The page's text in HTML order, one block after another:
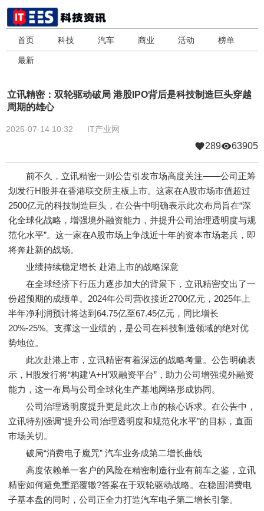
首页 科技 汽车 商业 活动 榜单
最新
立讯精密：双轮驱动破局 港股IPO背后是科技制造巨头穿越
周期的雄心
2025-07-14 10:32 IT产业网
289 63905
前不久，立讯精密一则公告引发市场高度关注——公司正筹
划发行H股并在香港联交所主板上市。这家在A股市场市值超过
2500亿元的科技制造巨头，在公告中明确表示此次布局旨在“深
化全球化战略，增强境外融资能力，并提升公司治理透明度与规
范化水平”。这一家在A股市场上争战近十年的资本市场老兵，即
将奔赴新的战场。
业绩持续稳定增长 赴港上市的战略深意
在全球经济下行压力逐步加大的背景下，立讯精密交出了一
份超预期的成绩单。2024年公司营收接近2700亿元，2025年上
半年净利润预计将达到64.75亿至67.45亿元，同比增长
20%-25%。支撑这一业绩的，是公司在科技制造领域的绝对优
势地位。
此次赴港上市，立讯精密有着深远的战略考量。公告明确表
示，H股发行将“构建‘A+H’双融资平台”，助力公司增强境外融资
能力，这一布局与公司全球化生产基地网络形成协同。
公司治理透明度提升更是此次上市的核心诉求。在公告中，
立讯特别强调“提升公司治理透明度和规范化水平”的目标，直面
市场关切。
破局“消费电子魔咒” 汽车业务成第二增长曲线
高度依赖单一客户的风险在精密制造行业有前车之鉴，立讯
精密如何避免重蹈覆辙?答案在于双轮驱动战略。在稳固消费电
子基本盘的同时，公司正全力打造汽车电子第二增长引擎。